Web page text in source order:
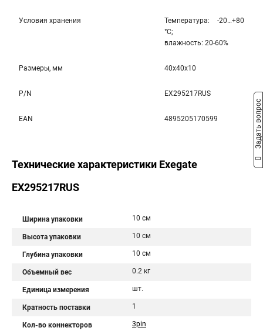
Условия хранения
Температура: -20…+80
°С;
влажность: 20-60%
Размеры, мм 40x40x10
P/N EX295217RUS
EAN 4895205170599
Технические характеристики Exegate
EX295217RUS
Ширина упаковки 10 см
Высота упаковки 10 см
Глубина упаковки 10 см
Объемный вес 0.2 кг
Единица измерения шт.
Кратность поставки 1
Кол-во коннекторов 3pin
Задать вопрос